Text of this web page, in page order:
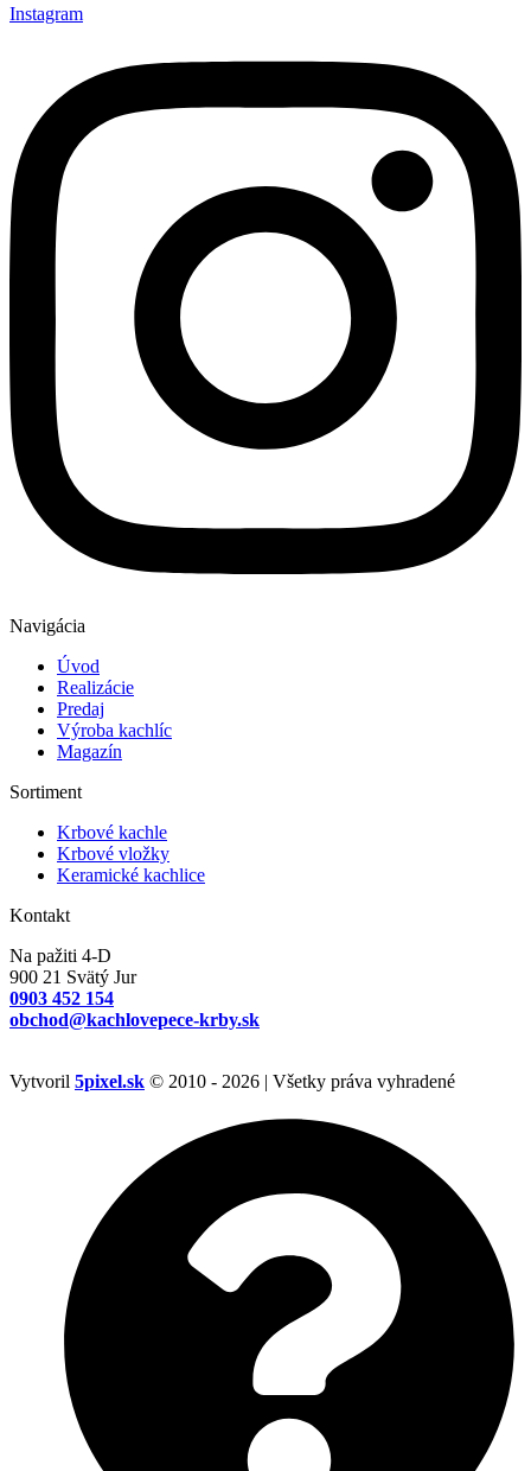
Instagram
Navigácia
Úvod
Realizácie
Predaj
Výroba kachlíc
Magazín
Sortiment
Krbové kachle
Krbové vložky
Keramické kachlice
Kontakt
Na pažiti 4-D
900 21 Svätý Jur
0903 452 154
obchod@kachlovepece-krby.sk
Vytvoril 5pixel.sk © 2010 - 2026 | Všetky práva vyhradené